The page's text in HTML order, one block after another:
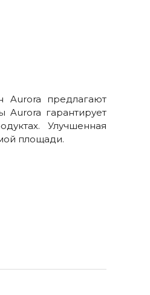
Aurora предлагают
гарантирует
Улучшенная
площади.